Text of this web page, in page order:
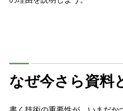
なぜ今さら資料